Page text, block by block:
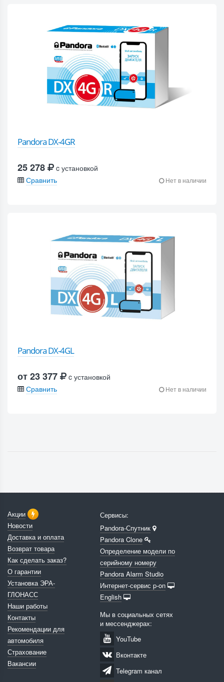
Pandora DX-4GR
25 278
c установкой
Сравнить
Нет в наличии
Pandora DX-4GL
от 23 377
c установкой
Сравнить
Нет в наличии
Акции
Новости
Доставка и оплата
Возврат товара
Как сделать заказ?
О гарантии
Установка ЭРА-
ГЛОНАСС
Наши работы
Контакты
Рекомендации для
автомобиля
Страхование
Вакансии
Сервисы:
Pandora-Спутник
Pandora Clone
Определение модели по
серийному номеру
Pandora Alarm Studio
Интернет-сервис p-on
English
Мы в социальных сетях
и мессенджерах:
YouTube
Вконтакте
Telegram канал